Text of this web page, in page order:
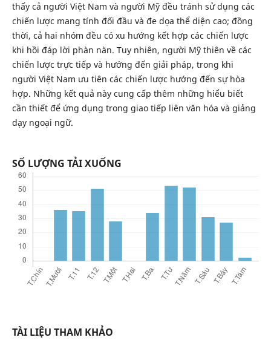
thấy cả người Việt Nam và người Mỹ đều tránh sử dụng các
chiến lược mang tính đối đầu và đe dọa thể diện cao; đồng
thời, cả hai nhóm đều có xu hướng kết hợp các chiến lược
khi hồi đáp lời phàn nàn. Tuy nhiên, người Mỹ thiên về các
chiến lược trực tiếp và hướng đến giải pháp, trong khi
người Việt Nam ưu tiên các chiến lược hướng đến sự hòa
hợp. Những kết quả này cung cấp thêm những hiểu biết
cần thiết để ứng dụng trong giao tiếp liên văn hóa và giảng
dạy ngoại ngữ.
SỐ LƯỢNG TẢI XUỐNG
TÀI LIỆU THAM KHẢO